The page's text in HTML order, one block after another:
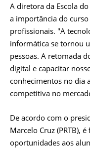
A diretora da Escola
a importância do
profissionais. "A
informática se tornou
pessoas. A retomada
digital e capacitar
conhecimentos no dia
competitiva no
De acordo com o
Marcelo Cruz (PRTB),
oportunidades aos